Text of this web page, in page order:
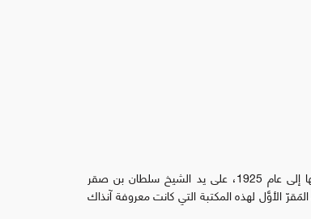
تُعَدّ هذه المكتبة الفرع الرئيس لمكتبات الشارقة العامَّة، ويعود تاريخ تأسيسها إلى عام 1925، على يد الشيخ سلطان بن صقر
حاكماً للشارقة خلال الفترة المُمتَدَّة من 1924-1951، وكان المَقرّ الأوَّل لهذه المكتبة التي كانت معروفة آنذاك